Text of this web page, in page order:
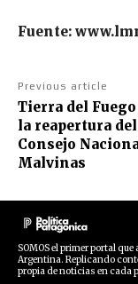
Fuente:
Previous article
Tierra del
la reapertura del
Consejo
Malvinas
SOMOS el primer portal
Argentina. Replicando
propia de noticias en cada